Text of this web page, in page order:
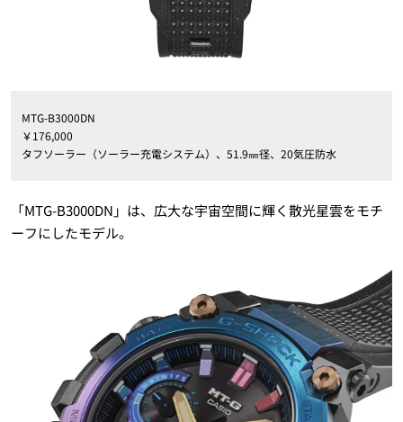
MTG-B3000DN
￥176,000
タフソーラー（ソーラー充電システム）、51.9㎜径、20気圧防水
「MTG-B3000DN」は、広大な宇宙空間に輝く散光星雲をモチ
ーフにしたモデル。